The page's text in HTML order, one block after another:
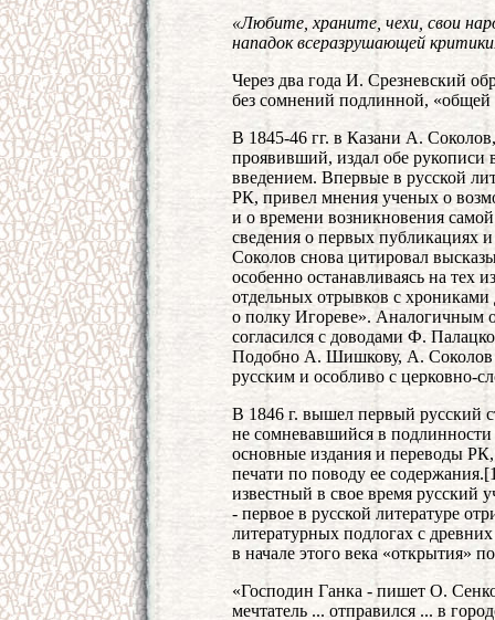
«Любите, храните, чехи, свои
нападок всеразрушающей
Через два года И. Срезневский
без сомнений подлинной, «общей
В 1845-46 гг. в Казани А.
проявивший, издал обе рукописи
введением. Впервые в русской
РК, привел мнения ученых о
и о времени возникновения
сведения о первых публикациях
Соколов снова цитировал
особенно останавливаясь на тех
отдельных отрывков с
о полку Игореве». Аналогичным
согласился с доводами Ф.
Подобно А. Шишкову, А. Соколов
русским и особливо с церковно-
В 1846 г. вышел первый русский
не сомневавшийся в
основные издания и переводы
печати по поводу ее
известный в свое время русский
- первое в русской литературе
литературных подлогах с
в начале этого века «открытия»
«Господин Ганка - пишет О.
мечтатель ... отправился ... в